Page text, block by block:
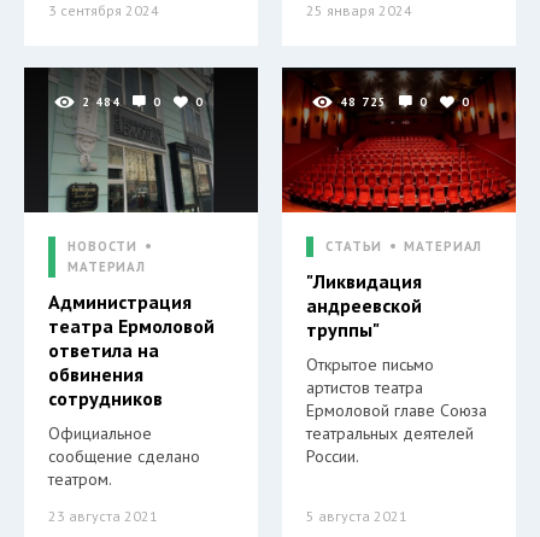
3 сентября 2024 25 января 2024
2 484 0 0
НОВОСТИ
МАТЕРИАЛ
Администрация
театра Ермоловой
ответила на
обвинения
сотрудников
Официальное
сообщение сделано
театром.
23 августа 2021
48 725 0 0
СТАТЬИ МАТЕРИАЛ
"Ликвидация
андреевской
труппы"
Открытое письмо
артистов театра
Ермоловой главе Союза
театральных деятелей
России.
5 августа 2021